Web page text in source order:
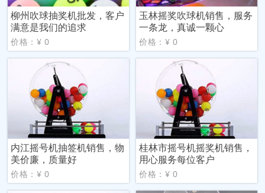
柳州吹球抽奖机批发，客户
满意是我们的追求
价格：¥ 0
玉林摇奖吹球机销售，服务
一条龙，真诚一颗心
价格：¥ 0
内江摇号机抽签机销售，物
美价廉，质量好
价格：¥ 0
桂林市摇号机摇奖机销售，
用心服务每位客户
价格：¥ 0